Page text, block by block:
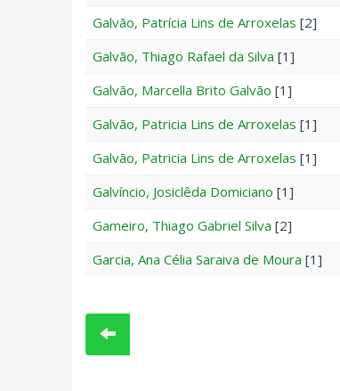
Galvão, Patrícia Lins de Arroxelas [2]
Galvão, Thiago Rafael da Silva [1]
Galvão, Marcella Brito Galvão [1]
Galvão, Patricia Lins de Arroxelas [1]
Galvão, Patricia Lins de Arroxelas [1]
Galvíncio, Josiclêda Domiciano [1]
Gameiro, Thiago Gabriel Silva [2]
Garcia, Ana Célia Saraiva de Moura [1]